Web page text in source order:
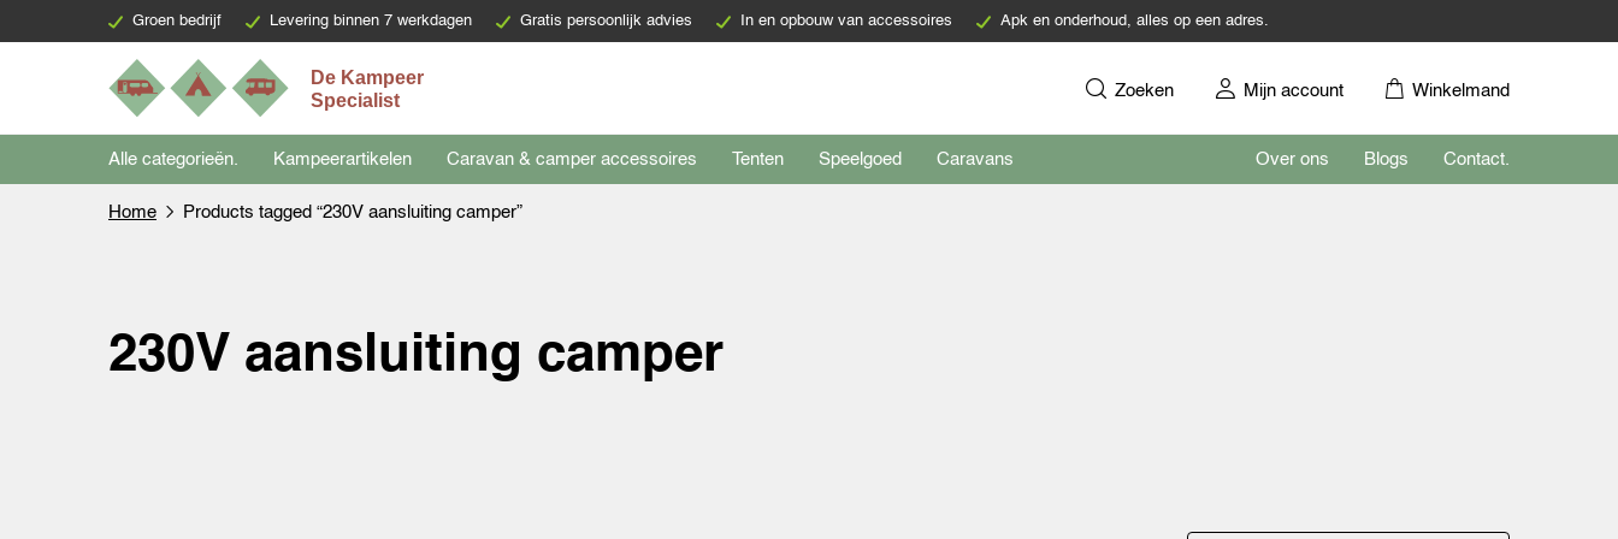
Groen bedrijf Levering binnen 7 werkdagen Gratis persoonlijk advies In en opbouw van accessoires Apk en onderhoud, alles op een adres.
Zoeken Mijn account Winkelmand
Alle categorieën. Kampeerartikelen Caravan & camper accessoires Tenten Speelgoed Caravans Over ons Blogs Contact.
Home Products tagged “230V aansluiting camper”
230V aansluiting camper